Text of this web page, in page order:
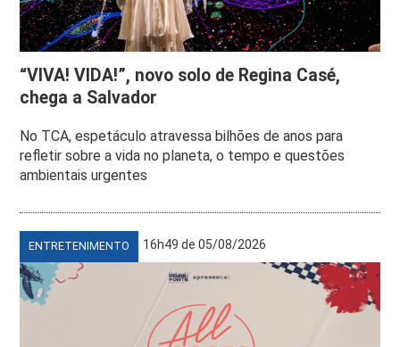
“VIVA! VIDA!”, novo solo de Regina Casé,
chega a Salvador
No TCA, espetáculo atravessa bilhões de anos para
refletir sobre a vida no planeta, o tempo e questões
ambientais urgentes
ENTRETENIMENTO 16h49 de 05/08/2026